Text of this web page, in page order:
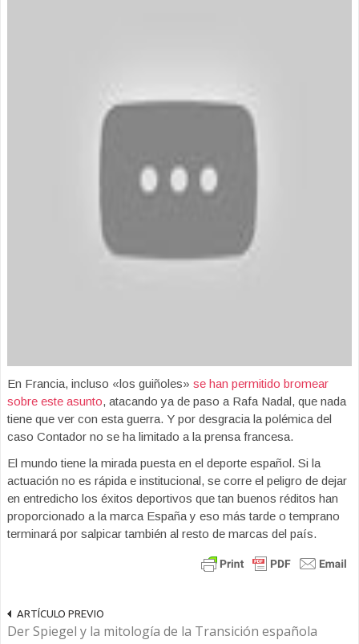
En Francia, incluso «los guiñoles» se han permitido bromear
sobre este asunto, atacando ya de paso a Rafa Nadal, que nada
tiene que ver con esta guerra. Y por desgracia la polémica del
caso Contador no se ha limitado a la prensa francesa.
El mundo tiene la mirada puesta en el deporte español. Si la
actuación no es rápida e institucional, se corre el peligro de dejar
en entredicho los éxitos deportivos que tan buenos réditos han
proporcionado a la marca España y eso más tarde o temprano
terminará por salpicar también al resto de marcas del país.
ARTÍCULO PREVIO
Der Spiegel y la mitología de la Transición española